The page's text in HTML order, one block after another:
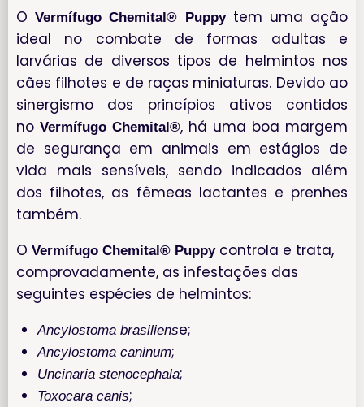
OVermífugo Chemital® Puppytem uma ação
ideal no combate de formas adultas e
larvárias de diversos tipos de helmintos nos
cães filhotes e de raças miniaturas. Devido ao
sinergismo dos princípios ativos contidos
no Vermífugo Chemital®, há uma boa margem
de segurança em animais em estágios de
vida mais sensíveis, sendo indicados além
dos filhotes, as fêmeas lactantes e prenhes
também.
O Vermífugo Chemital® Puppycontrola e trata,
comprovadamente, as infestações das
seguintes espécies de helmintos:
Ancylostoma brasiliense;
Ancylostoma caninum;
Uncinaria stenocephala;
Toxocara canis;